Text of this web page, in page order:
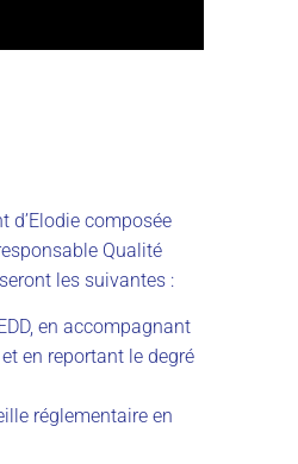
d’Elodie composée
Qualité
les suivantes :
en accompagnant
en reportant le degré
réglementaire en